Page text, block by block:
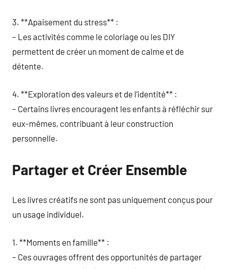
3. **Apaisement du stress** :
– Les activités comme le coloriage ou les DIY
permettent de créer un moment de calme et de
détente.
4. **Exploration des valeurs et de l’identité** :
– Certains livres encouragent les enfants à réfléchir sur
eux-mêmes, contribuant à leur construction
personnelle.
Partager et Créer Ensemble
Les livres créatifs ne sont pas uniquement conçus pour
un usage individuel.
1. **Moments en famille** :
– Ces ouvrages offrent des opportunités de partager